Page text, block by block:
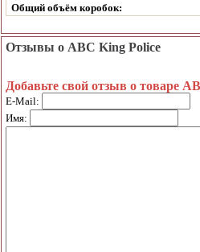
Общий объём коробок:
Отзывы о ABC King Police
Добавьте свой отзыв о товаре
E-Mail:
Имя: